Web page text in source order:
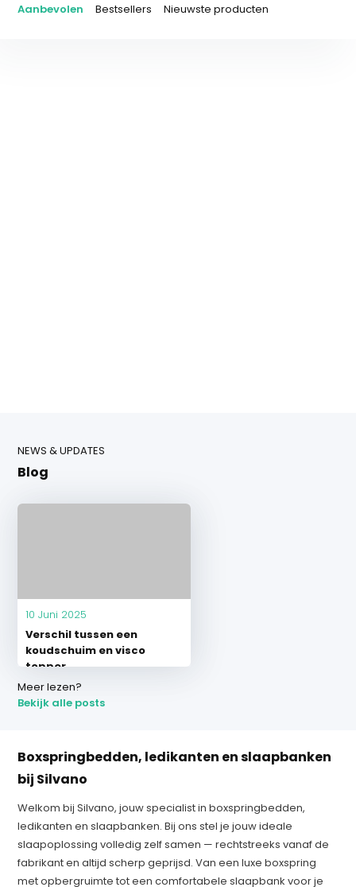
Aanbevolen Bestsellers Nieuwste producten
NEWS & UPDATES
Blog
Meer lezen?
Bekijk alle posts
10 Juni 2025
Verschil tussen een
koudschuim en visco
topper
Boxspringbedden, ledikanten en slaapbanken
bij Silvano
Welkom bij Silvano, jouw specialist in boxspringbedden,
ledikanten en slaapbanken. Bij ons stel je jouw ideale
slaapoplossing volledig zelf samen — rechtstreeks vanaf de
fabrikant en altijd scherp geprijsd. Van een luxe boxspring
met opbergruimte tot een comfortabele slaapbank voor je